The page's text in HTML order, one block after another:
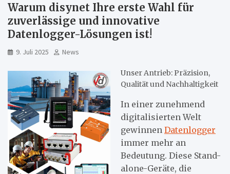
Warum disynet Ihre erste Wahl für
zuverlässige und innovative
Datenlogger-Lösungen ist!
9. Juli 2025 News
Unser Antrieb: Präzision,
Qualität und Nachhaltigkeit
In einer zunehmend
digitalisierten Welt
gewinnen Datenlogger
immer mehr an
Bedeutung. Diese Stand-
alone-Geräte, die